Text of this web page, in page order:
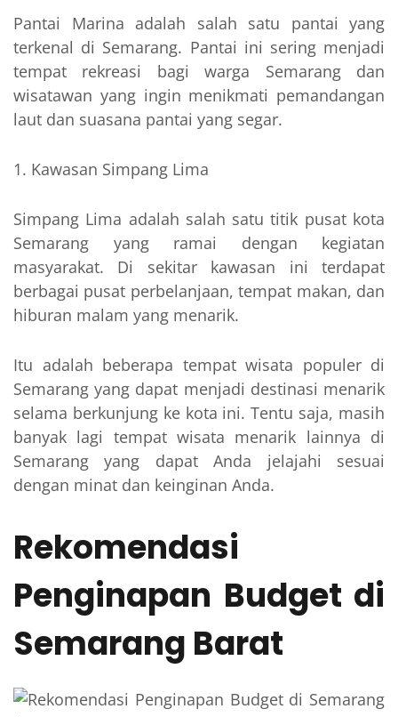
Pantai Marina adalah salah satu pantai yang
terkenal di Semarang. Pantai ini sering menjadi
tempat rekreasi bagi warga Semarang dan
wisatawan yang ingin menikmati pemandangan
laut dan suasana pantai yang segar.
Kawasan Simpang Lima
Simpang Lima adalah salah satu titik pusat kota
Semarang yang ramai dengan kegiatan
masyarakat. Di sekitar kawasan ini terdapat
berbagai pusat perbelanjaan, tempat makan, dan
hiburan malam yang menarik.
Itu adalah beberapa tempat wisata populer di
Semarang yang dapat menjadi destinasi menarik
selama berkunjung ke kota ini. Tentu saja, masih
banyak lagi tempat wisata menarik lainnya di
Semarang yang dapat Anda jelajahi sesuai
dengan minat dan keinginan Anda.
Rekomendasi
Penginapan Budget di
Semarang Barat